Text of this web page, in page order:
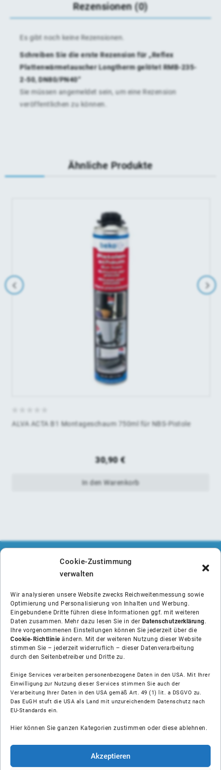
Cookie-Zustimmung
verwalten
Wir analysieren unsere Website zwecks Reichweitenmessung sowie
Optimierung und Personalisierung von Inhalten und Werbung.
Eingebundene Dritte führen diese Informationen ggf. mit weiteren
Daten zusammen. Mehr dazu lesen Sie in der Datenschutzerklärung.
Ihre vorgenommenen Einstellungen können Sie jederzeit über die
Cookie-Richtlinieändern. Mit der weiteren Nutzung dieser Website
stimmen Sie – jederzeit widerruflich – dieser Datenverarbeitung
durch den Seitenbetreiber und Dritte zu.
Einige Services verarbeiten personenbezogene Daten in den USA. Mit Ihrer
Einwilligung zur Nutzung dieser Services stimmen Sie auch der
Verarbeitung Ihrer Daten in den USA gemäß Art. 49 (1) lit. a DSGVO zu.
Das EuGH stuft die USA als Land mit unzureichendem Datenschutz nach
EU-Standards ein.
Hier können Sie ganzen Kategorien zustimmen oder diese ablehnen.
Akzeptieren
Rezensionen (0)
Es gibt noch keine Rezensionen.
Schreiben Sie die erste Rezension für „Reflex
Plattenwärmetauscher Longtherm gelötet RMB-235-
2-50, DN80/PN40“
Sie müssen angemeldet sein, um eine Rezension
veröffentlichen zu können.
Ähnliche Produkte
ALVA ACTA B1 Montageschaum 750ml für NBS-Pistole
30,90€
In den Warenkorb
Über uns